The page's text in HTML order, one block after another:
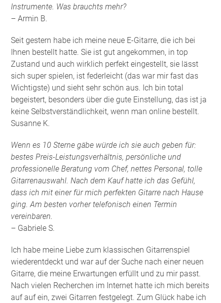
Instrumente. Was brauchts mehr?
– Armin B.
Seit gestern habe ich meine neue E-Gitarre, die ich bei
Ihnen bestellt hatte. Sie ist gut angekommen, in top
Zustand und auch wirklich perfekt eingestellt, sie lässt
sich super spielen, ist federleicht (das war mir fast das
Wichtigste) und sieht sehr schön aus. Ich bin total
begeistert, besonders über die gute Einstellung, das ist ja
keine Selbstverständlichkeit, wenn man online bestellt.
Susanne K.
Wenn es 10 Sterne gäbe würde ich sie auch geben für:
bestes Preis-Leistungsverhältnis, persönliche und
professionelle Beratung vom Chef, nettes Personal, tolle
Gitarrenauswahl. Nach dem Kauf hatte ich das Gefühl,
dass ich mit einer für mich perfekten Gitarre nach Hause
ging. Am besten vorher telefonisch einen Termin
vereinbaren.
– Gabriele S.
Ich habe meine Liebe zum klassischen Gitarrenspiel
wiederentdeckt und war auf der Suche nach einer neuen
Gitarre, die meine Erwartungen erfüllt und zu mir passt.
Nach vielen Recherchen im Internet hatte ich mich bereits
auf auf ein, zwei Gitarren festgelegt. Zum Glück habe ich